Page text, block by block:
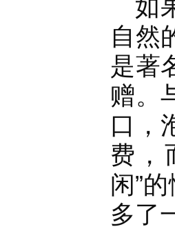
如
自然
是著
赠。
口，
费，
闲”
多了